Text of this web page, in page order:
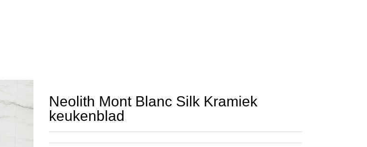
Neolith Mont Blanc Silk Kramiek
keukenblad